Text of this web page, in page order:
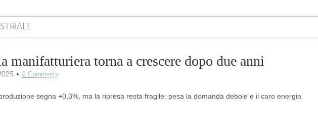
manifatturiera torna a crescere dopo due anni
• 0 Comments
segna +0,3%, ma la ripresa resta fragile: pesa la domanda debole e il caro energia